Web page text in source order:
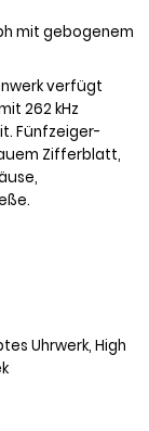
mit gebogenem
verfügt
262 kHz
Fünfzeiger-
Zifferblatt,
Uhrwerk, High